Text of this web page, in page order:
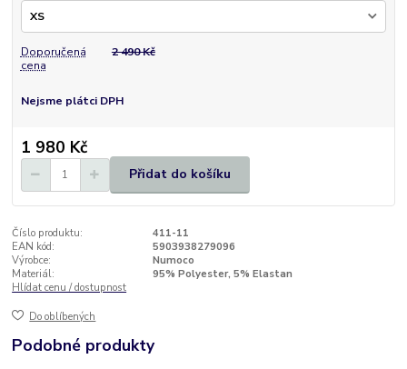
Doporučená
cena
2 490 Kč
Nejsme plátci DPH
1 980 Kč
Přidat do košíku
Číslo produktu:
411-11
EAN kód:
5903938279096
Výrobce:
Numoco
Materiál:
95% Polyester, 5% Elastan
Hlídat cenu / dostupnost
Do oblíbených
Podobné produkty